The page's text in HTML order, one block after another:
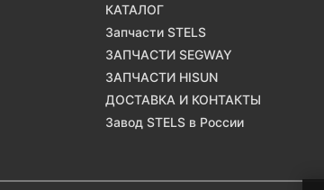
КАТАЛОГ
Запчасти STELS
ЗАПЧАСТИ SEGWAY
ЗАПЧАСТИ HISUN
ДОСТАВКА И КОНТАКТЫ
Завод STELS в России